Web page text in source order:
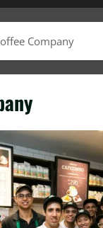
Company